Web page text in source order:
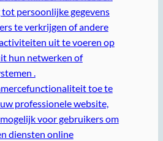
persoonlijke gegevens
te verkrijgen of andere
uit te voeren op
hun netwerken of
.
toe te
professionele website,
voor gebruikers om
diensten online